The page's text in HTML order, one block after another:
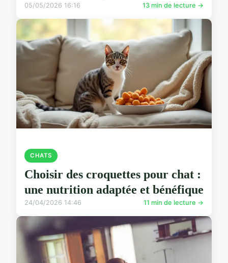
05/05/2026 16:16 13 min de lecture →
CHATS
Choisir des croquettes pour chat :
une nutrition adaptée et bénéfique
24/04/2026 14:46 11 min de lecture →